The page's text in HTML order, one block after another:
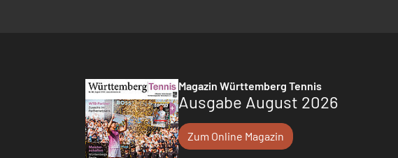
Magazin Württemberg Tennis
Ausgabe August 2026
Zum Online Magazin